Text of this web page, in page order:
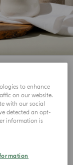
NEU
to enhance
on our website.
with our social
detected an opt-
information is